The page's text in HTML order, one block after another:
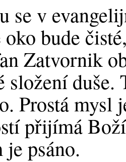
se v
bude
Zatvornik
složení
Prostá mysl
přijímá
psáno.